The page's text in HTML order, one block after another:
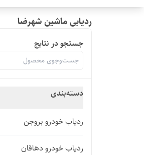
ردیابی ماشین شهرضا
جستجو در نتایج
دسته‌بندی
ردیاب خودرو بروجن
ردیاب خودرو دهاقان